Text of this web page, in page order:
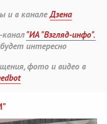
и в каналеДзена
"ИА "Взгляд-инфо".
интересно
фото и видео в